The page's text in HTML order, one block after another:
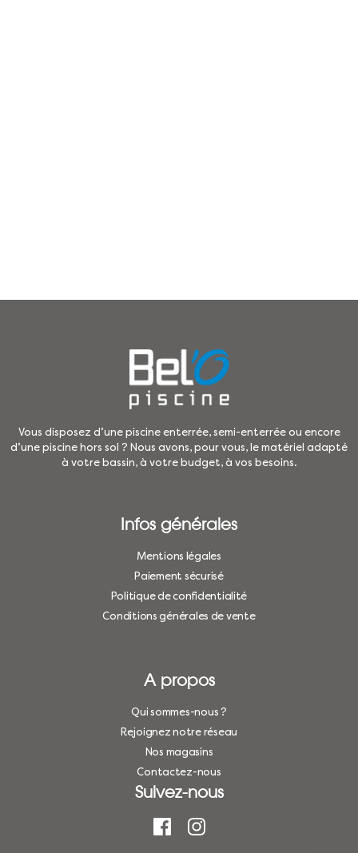
Vous disposez d’une piscine enterrée, semi-enterrée ou encore
d’une piscine hors sol ? Nous avons, pour vous, le matériel adapté
à votre bassin, à votre budget, à vos besoins.
Infos générales
Mentions légales
Paiement sécurisé
Politique de confidentialité
Conditions générales de vente
A propos
Qui sommes-nous ?
Rejoignez notre réseau
Nos magasins
Contactez-nous
Suivez-nous